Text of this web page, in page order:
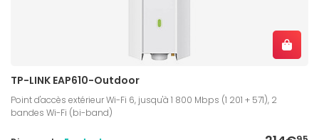
TP-LINK EAP610-Outdoor
Point d'accès extérieur Wi-Fi 6, jusqu'à 1 800 Mbps (1 201 + 571), 2
bandes Wi-Fi (bi-band)